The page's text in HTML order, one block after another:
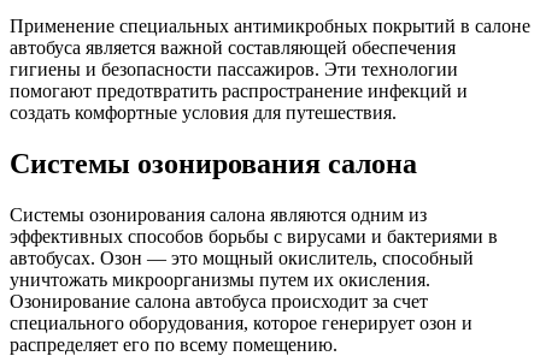
Применение специальных антимикробных покрытий в салоне
автобуса является важной составляющей обеспечения
гигиены и безопасности пассажиров. Эти технологии
помогают предотвратить распространение инфекций и
создать комфортные условия для путешествия.
Системы озонирования салона
Системы озонирования салона являются одним из
эффективных способов борьбы с вирусами и бактериями в
автобусах. Озон — это мощный окислитель, способный
уничтожать микроорганизмы путем их окисления.
Озонирование салона автобуса происходит за счет
специального оборудования, которое генерирует озон и
распределяет его по всему помещению.